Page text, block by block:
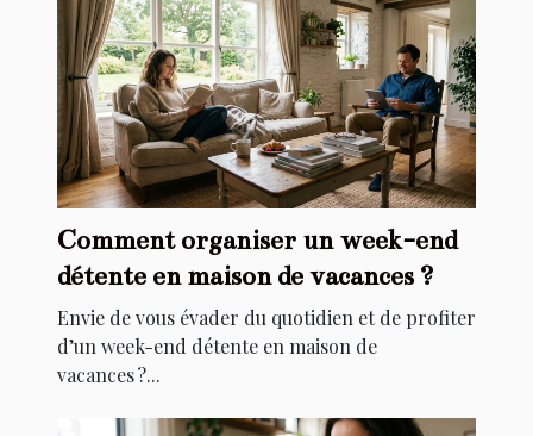
Comment organiser un week-end
détente en maison de vacances ?
Envie de vous évader du quotidien et de profiter
d’un week-end détente en maison de
vacances ?...